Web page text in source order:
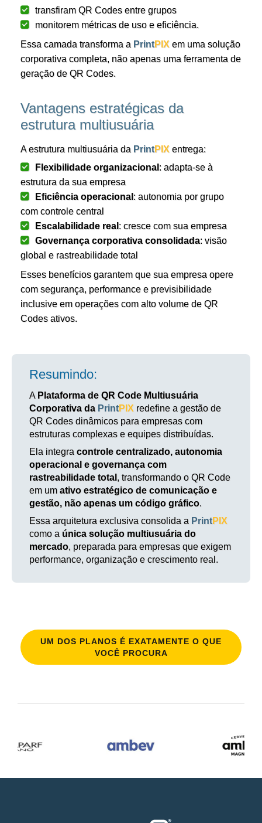
transfiram QR Codes entre grupos
monitorem métricas de uso e eficiência.
Essa camada transforma a PrintPIX em uma solução
corporativa completa, não apenas uma ferramenta de
geração de QR Codes.
Vantagens estratégicas da
estrutura multiusuária
A estrutura multiusuária da PrintPIX entrega:
Flexibilidade organizacional : adapta-se à
estrutura da sua empresa
Eficiência operacional : autonomia por grupo
com controle central
Escalabilidade real : cresce com sua empresa
Governança corporativa consolidada: visão
global e rastreabilidade total
Esses benefícios garantem que sua empresa opere
com segurança, performance e previsibilidade
inclusive em operações com alto volume de QR
Codes ativos.
Resumindo:
A Plataforma de QR Code Multiusuária
Corporativa da PrintPIX redefine a gestão de
QR Codes dinâmicos para empresas com
estruturas complexas e equipes distribuídas.
Ela integra controle centralizado, autonomia
operacional e governança com
rastreabilidade total , transformando o QR Code
em um ativo estratégico de comunicação e
gestão, não apenas um código gráfico.
Essa arquitetura exclusiva consolida a PrintPIX
como a única solução multiusuária do
mercado, preparada para empresas que exigem
performance, organização e crescimento real.
UM DOS PLANOS É EXATAMENTE O QUE
VOCÊ PROCURA